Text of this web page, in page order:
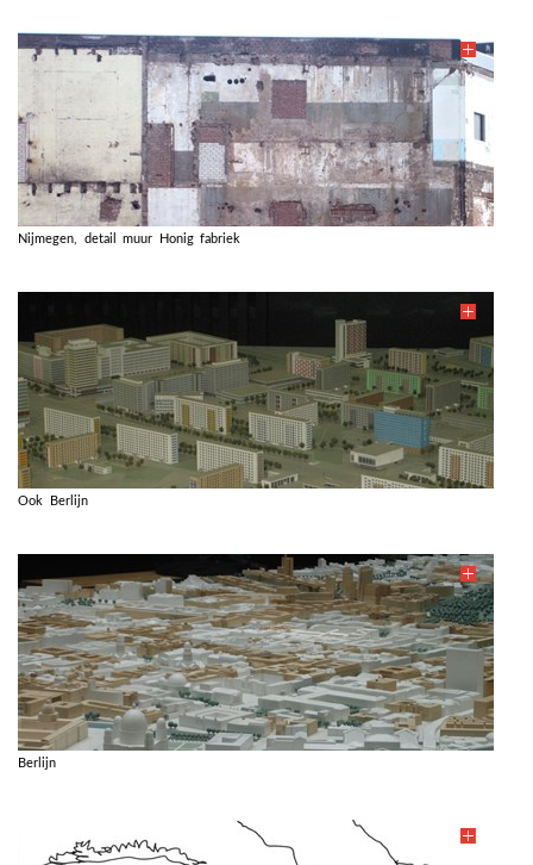
Nijmegen, detail muur Honig fabriek
Ook Berlijn
Berlijn